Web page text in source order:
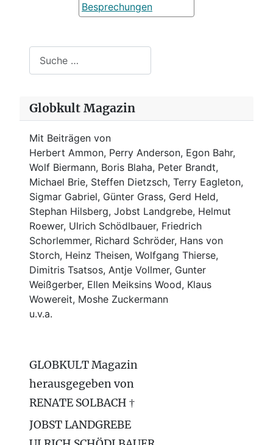
Besprechungen
Globkult Magazin
Mit Beiträgen von
Herbert Ammon, Perry Anderson, Egon Bahr,
Wolf Biermann, Boris Blaha, Peter Brandt,
Michael Brie, Steffen Dietzsch, Terry Eagleton,
Sigmar Gabriel, Günter Grass, Gerd Held,
Stephan Hilsberg, Jobst Landgrebe, Helmut
Roewer, Ulrich Schödlbauer, Friedrich
Schorlemmer, Richard Schröder, Hans von
Storch, Heinz Theisen, Wolfgang Thierse,
Dimitris Tsatsos, Antje Vollmer, Gunter
Weißgerber, Ellen Meiksins Wood, Klaus
Wowereit, Moshe Zuckermann
u.v.a.
GLOBKULT Magazin
herausgegeben von
RENATE SOLBACH †
JOBST LANDGREBE